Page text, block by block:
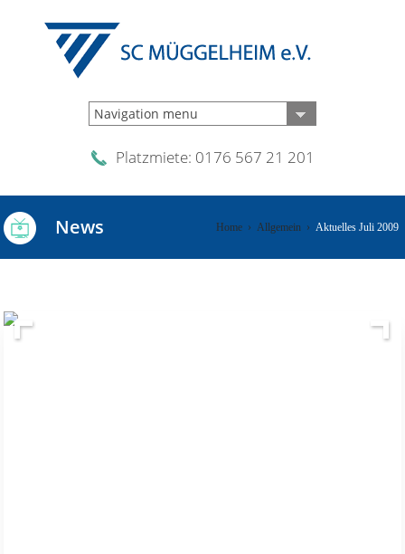
Navigation menu
Platzmiete: 0176 567 21 201
News Home› Allgemein› Aktuelles Juli 2009